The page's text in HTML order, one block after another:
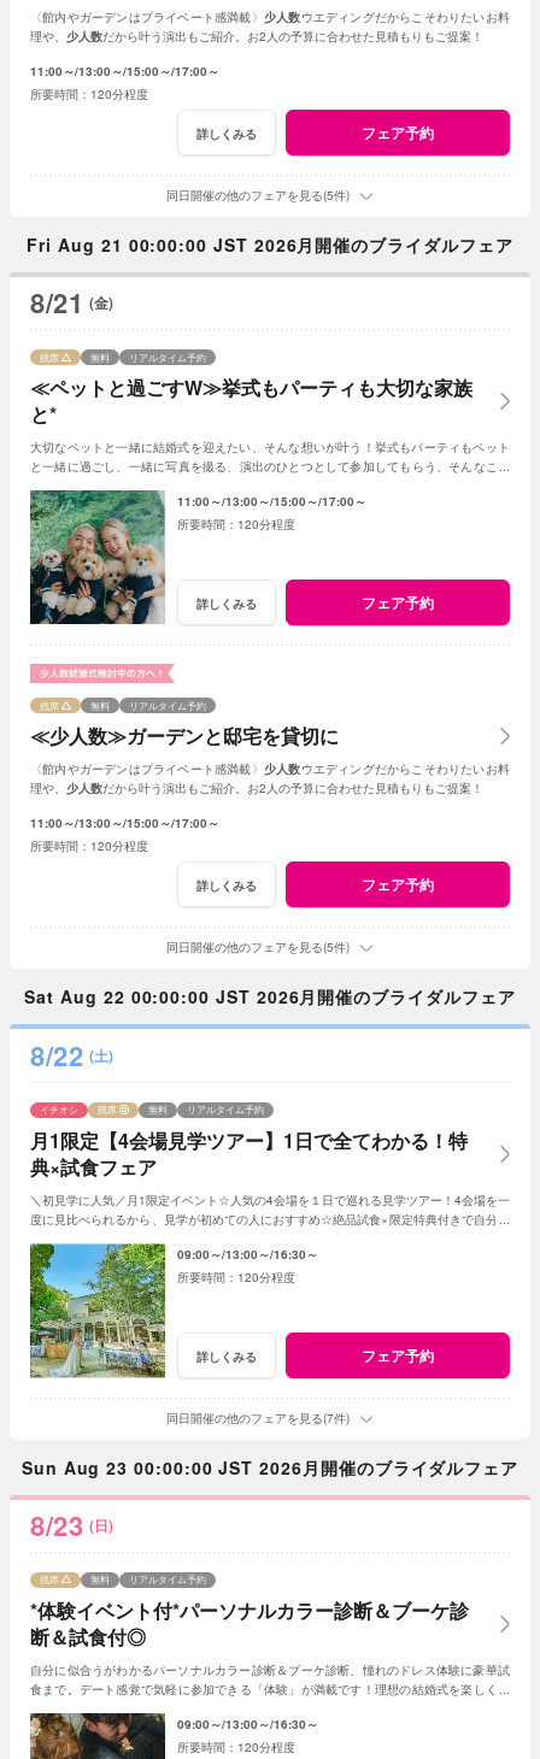
〈館内やガーデンはプライベート感満載〉 少人数ウエディングだからこそわりたいお料
理や、 少人数だから叶う演出もご紹介。お2人の予算に合わせた見積もりもご提案！
11:00～ 13:00～ 15:00～ 17:00～
120分程度
詳しくみる フェア予約
同日開催の他のフェアを見る(5件)
Fri Aug 21 00:00:00 JST 2026月開催のブライダルフェア
8/21 (金)
≪ペットと過ごすW≫挙式もパーティも大切な家族
と*
残席 無料 リアルタイム予約
大切なペットと一緒に結婚式を迎えたい、そんな想いが叶う！挙式もパーティもペット
と一緒に過ごし、一緒に写真を撮る、演出のひとつとして参加してもらう、そんなこと
11:00～ 13:00～ 15:00～ 17:00～
120分程度
詳しくみる フェア予約
≪少人数≫ガーデンと邸宅を貸切に
残席 無料 リアルタイム予約
〈館内やガーデンはプライベート感満載〉 少人数ウエディングだからこそわりたいお料
理や、 少人数だから叶う演出もご紹介。お2人の予算に合わせた見積もりもご提案！
11:00～ 13:00～ 15:00～ 17:00～
120分程度
詳しくみる フェア予約
同日開催の他のフェアを見る(5件)
Sat Aug 22 00:00:00 JST 2026月開催のブライダルフェア
8/22 (土)
月1限定【4会場見学ツアー】1日で全てわかる！特
典×試食フェア
イチオシ 残席 無料 リアルタイム予約
＼初見学に人気／月1限定イベント☆人気の4会場を１日で巡れる見学ツアー！4会場を一
度に見比べられるから、見学が初めての人におすすめ☆絶品試食×限定特典付きで自分達
09:00～ 13:00～ 16:30～
120分程度
詳しくみる フェア予約
同日開催の他のフェアを見る(7件)
Sun Aug 23 00:00:00 JST 2026月開催のブライダルフェア
8/23 (日)
*体験イベント付*パーソナルカラー診断＆ブーケ診
断＆試食付◎
残席 無料 リアルタイム予約
自分に似合うがわかるパーソナルカラー診断＆ブーケ診断、憧れのドレス体験に豪華試
食まで。デート感覚で気軽に参加できる「体験」が満載です！理想の結婚式を楽しく見
09:00～ 13:00～ 16:30～
120分程度